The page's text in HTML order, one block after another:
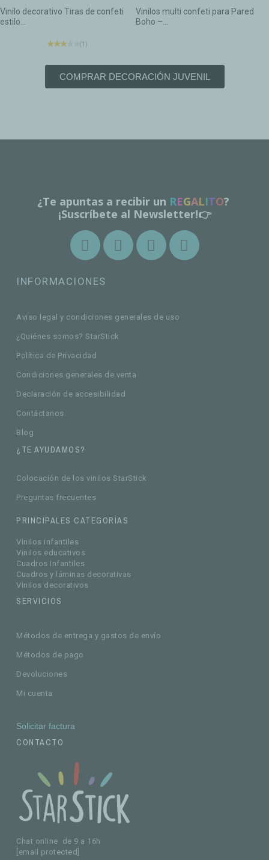
Vinilo decorativo Tiras de confeti
estilo...
(1)
Vinilos multi confeti para Pared
Boho –...
COMPRAR DECORACIÓN JUVENIL
¿Te apuntas a recibir un REGALITO?
¡Suscríbete al Newsletter!👉
INFORMACIONES
Aviso legal y condiciones generales de uso
¿Quiénes somos? StarStick
Política de Privacidad
Condiciones generales de venta
Declaración de accesibilidad
Contáctanos
Blog
¿TE AYUDAMOS?
Colocación de los vinilos StarStick
Preguntas frecuentes
PRINCIPALES CATEGORÍAS
Vinilos infantiles
Vinilos educativos
Cuadros Infantiles
Cuadros y láminas decorativas
Vinilos decorativos
SERVICIOS
Métodos de entrega y gastos de envío
Métodos de pago
Devoluciones
Mi cuenta
Solicitar factura
CONTACTO
Chat online de 9 a 16h
[email protected]